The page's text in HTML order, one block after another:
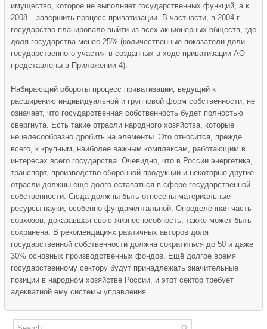
имущество, которое не выполняет государственных функций, а к
2008 – завершить процесс приватизации. В частности, в 2004 г.
государство планировало выйти из всех акционерных обществ, где
доля государства менее 25% (количественные показатели доли
государственного участия в созданных в ходе приватизации АО
представлены в Приложении 4).
Набирающий обороты процесс приватизации, ведущий к
расширению индивидуальной и групповой форм собственности, не
означает, что государственная собственность будет полностью
свергнута. Есть такие отрасли народного хозяйства, которые
нецелесообразно дробить на элементы. Это относится, прежде
всего, к крупным, наиболее важным комплексам, работающим в
интересах всего государства. Очевидно, что в России энергетика,
транспорт, производство оборонной продукции и некоторые другие
отрасли должны ещё долго оставаться в сфере государственной
собственности. Сюда должны быть отнесены материальные
ресурсы науки, особенно фундаментальной. Определённая часть
совхозов, доказавшая свою жизнеспособность, также может быть
сохранена. В рекомендациях различных авторов доля
государственной собственности должна сократиться до 50 и даже
30% основных производственных фондов. Ещё долгое время
государственному сектору будут принадлежать значительные
позиции в народном хозяйстве России, и этот сектор требует
адекватной ему системы управления.